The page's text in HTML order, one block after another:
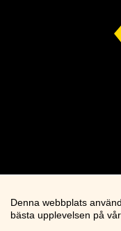
Denna webbplats
bästa upplevelsen på